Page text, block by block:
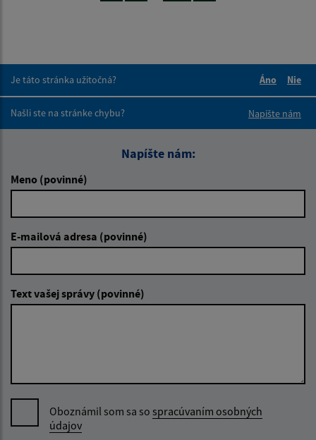
Je táto stránka užitočná?
Áno
Nie
Našli ste na stránke chybu?
Napíšte nám
Napíšte nám:
Meno (povinné)
E-mailová adresa (povinné)
Text vašej správy (povinné)
Oboznámil som sa so spracúvaním osobných
údajov